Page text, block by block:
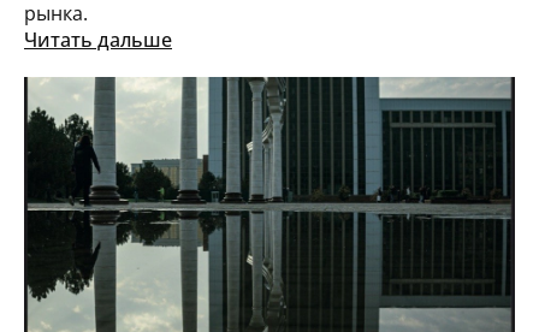
рынка.
Читать дальше